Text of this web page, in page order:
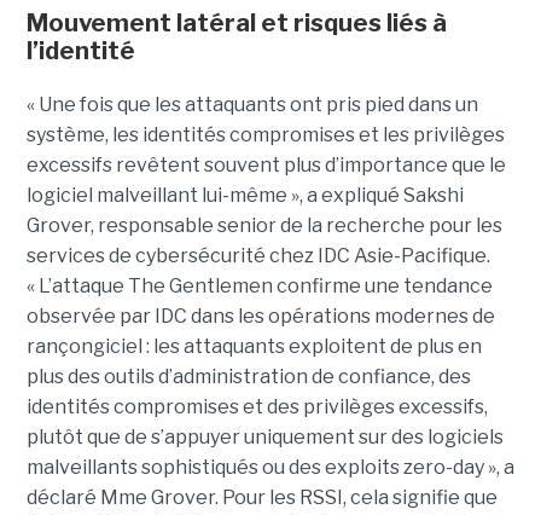
Mouvement latéral et risques liés à
l’identité
« Une fois que les attaquants ont pris pied dans un
système, les identités compromises et les privilèges
excessifs revêtent souvent plus d’importance que le
logiciel malveillant lui-même », a expliqué Sakshi
Grover, responsable senior de la recherche pour les
services de cybersécurité chez IDC Asie-Pacifique.
« L’attaque The Gentlemen confirme une tendance
observée par IDC dans les opérations modernes de
rançongiciel : les attaquants exploitent de plus en
plus des outils d’administration de confiance, des
identités compromises et des privilèges excessifs,
plutôt que de s’appuyer uniquement sur des logiciels
malveillants sophistiqués ou des exploits zero-day », a
déclaré Mme Grover. Pour les RSSI, cela signifie que